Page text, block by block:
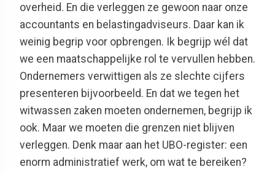
overheid. En die verleggen ze gewoon naar onze
accountants en belastingadviseurs. Daar kan ik
weinig begrip voor opbrengen. Ik begrijp wél dat
we een maatschappelijke rol te vervullen hebben.
Ondernemers verwittigen als ze slechte cijfers
presenteren bijvoorbeeld. En dat we tegen het
witwassen zaken moeten ondernemen, begrijp ik
ook. Maar we moeten die grenzen niet blijven
verleggen. Denk maar aan het UBO-register: een
enorm administratief werk, om wat te bereiken?